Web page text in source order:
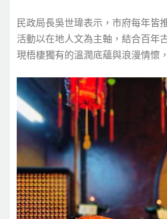
民政局長吳世瑋表示，市府每年皆
活動以在地人文為主軸，結合百年
現梧棲獨有的溫潤底蘊與浪漫情懷